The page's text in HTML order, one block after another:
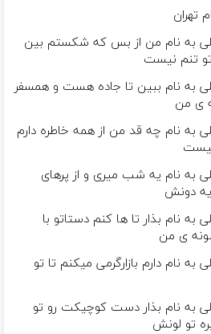
تهران
به نام من از بس كه شكستم بین
تنم نیست
به نام ببین تا جاده هست و همسفر
ی من
به نام چه قد من از همه خاطره دارم
به نام یه شب میرى و از پرهای
دونش
به نام بذار تا ها كنم دستاتو با
ى من
به نام دارم بازارگرمی میكنم تا تو
به نام بذار دست كوچیكت رو تو
تو لونش